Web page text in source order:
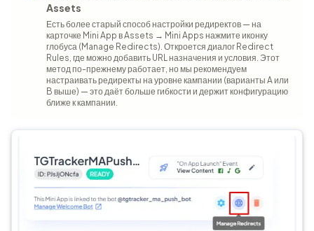
Assets
Есть более старый способ настройки редиректов — на
карточке Mini App в Assets → Mini Apps нажмите иконку
глобуса (Manage Redirects). Откроется диалог Redirect
Rules, где можно добавить URL назначения и условия. Этот
метод по-прежнему работает, но мы рекомендуем
настраивать редиректы на уровне кампании (варианты A или
B выше) — это даёт больше гибкости и держит конфигурацию
ближе к кампании.